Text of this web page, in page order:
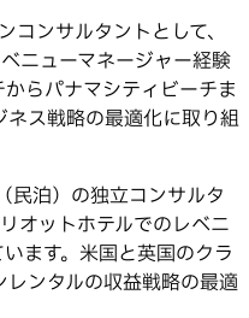
コンサルタントとして、
ニューマネージャー経験
らパナマシティビーチま
ス戦略の最適化に取り組
民泊）の独立コンサルタ
オットホテルでのレベニ
ます。米国と英国のクラ
ンタルの収益戦略の最適